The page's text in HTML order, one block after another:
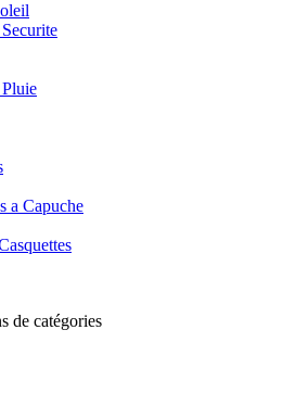
Pluie
a Capuche
de catégories